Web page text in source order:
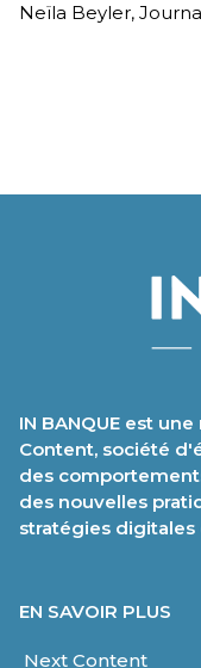
Neïla Beyler,
IN BANQUE est
Content, société
des
des nouvelles
stratégies digitales
EN SAVOIR PLUS
Next Content